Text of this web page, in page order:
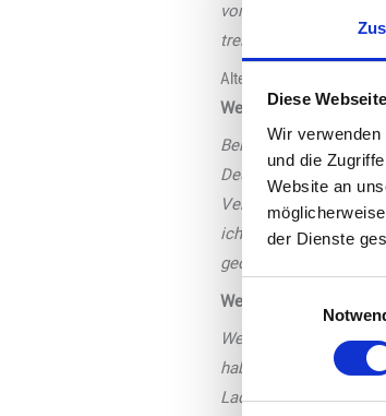
Diese
Wir
und die
Website an
der Dienste
von HVO und trotz
Alternative Kraftstoffe
Welche Entwicklung
Bei Mitgliedern, die
Deutschland, die
Verkauf in
ich davon aus, dass
geöffnet für deutliche
Welche Position
Wenn es eine
haben, die privat an
Ladesäulen sind eine